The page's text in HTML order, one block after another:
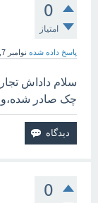
0
امتیاز
پاسخ داده شده نوامبر 7, 2021
سلام داداش
چک صادر
0